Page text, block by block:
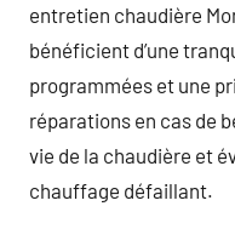
entretien chaudière
bénéficient d’une
programmées et une
réparations en cas de
vie de la chaudière et
chauffage défaillant.